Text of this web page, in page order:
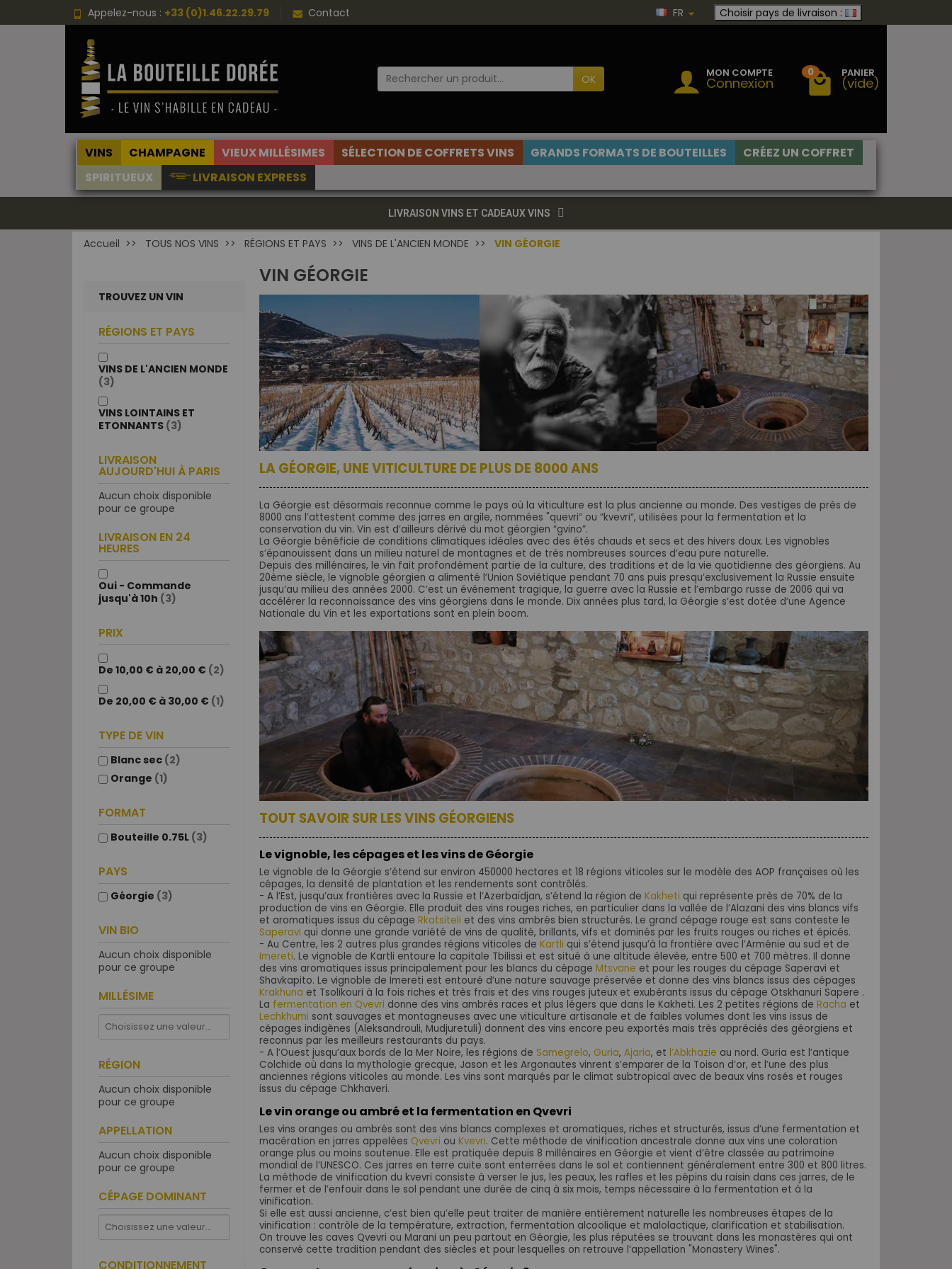
Appelez-nous : +33 (0)1.46.22.29.79 Contact FR Choisir pays de livraison :
OK MON COMPTE
Connexion
0 PANIER
(vide)
VINS CHAMPAGNE VIEUX MILLÉSIMES SÉLECTION DE COFFRETS VINS GRANDS FORMATS DE BOUTEILLES
CRÉEZ UN COFFRET
SPIRITUEUX
LIVRAISON EXPRESS
LIVRAISON VINS ET CADEAUX VINS
Accueil TOUS NOS VINS RÉGIONS ET PAYS VINS DE L'ANCIEN MONDE VIN GÉORGIE
TROUVEZ UN VIN
RÉGIONS ET PAYS
VINS DE L'ANCIEN MONDE
(3)
VINS LOINTAINS ET
ETONNANTS (3)
LIVRAISON
AUJOURD'HUI À PARIS
Aucun choix disponible
pour ce groupe
LIVRAISON EN 24
HEURES
Oui - Commande
jusqu'à 10h (3)
PRIX
De 10,00 € à 20,00 € (2)
De 20,00 € à 30,00 € (1)
TYPE DE VIN
Blanc sec (2)
Orange (1)
FORMAT
Bouteille 0.75L (3)
PAYS
Géorgie (3)
VIN BIO
Aucun choix disponible
pour ce groupe
MILLÉSIME
RÉGION
Aucun choix disponible
pour ce groupe
APPELLATION
Aucun choix disponible
pour ce groupe
CÉPAGE DOMINANT
CONDITIONNEMENT
VIN GÉORGIE
LA GÉORGIE, UNE VITICULTURE DE PLUS DE 8000 ANS
La Géorgie est désormais reconnue comme le pays où la viticulture est la plus ancienne au monde. Des vestiges de près de
8000 ans l’attestent comme des jarres en argile, nommées "quevri“ ou “kvevri“, utilisées pour la fermentation et la
conservation du vin. Vin est d’ailleurs dérivé du mot géorgien “gvino”.
La Géorgie bénéficie de conditions climatiques idéales avec des étés chauds et secs et des hivers doux. Les vignobles
s’épanouissent dans un milieu naturel de montagnes et de très nombreuses sources d’eau pure naturelle.
Depuis des millénaires, le vin fait profondément partie de la culture, des traditions et de la vie quotidienne des géorgiens. Au
20ème siècle, le vignoble géorgien a alimenté l’Union Soviétique pendant 70 ans puis presqu’exclusivement la Russie ensuite
jusqu’au milieu des années 2000. C’est un événement tragique, la guerre avec la Russie et l’embargo russe de 2006 qui va
accélérer la reconnaissance des vins géorgiens dans le monde. Dix années plus tard, la Géorgie s’est dotée d’une Agence
Nationale du Vin et les exportations sont en plein boom.
TOUT SAVOIR SUR LES VINS GÉORGIENS
Le vignoble, les cépages et les vins de Géorgie
Le vignoble de la Géorgie s’étend sur environ 450000 hectares et 18 régions viticoles sur le modèle des AOP françaises où les
cépages, la densité de plantation et les rendements sont contrôlés.
- A l’Est, jusqu’aux frontières avec la Russie et l’Azerbaïdjan, s’étend la région deKakheti qui représente près de 70% de la
production de vins en Géorgie. Elle produit des vins rouges riches, en particulier dans la vallée de l’Alazani des vins blancs vifs
et aromatiques issus du cépageRkatsiteli et des vins ambrés bien structurés. Le grand cépage rouge est sans conteste le
Saperavi qui donne une grande variété de vins de qualité, brillants, vifs et dominés par les fruits rouges ou riches et épicés.
- Au Centre, les 2 autres plus grandes régions viticoles deKartli qui s’étend jusqu’à la frontière avec l’Arménie au sud et de
Imereti. Le vignoble de Kartli entoure la capitale Tbilissi et est situé à une altitude élevée, entre 500 et 700 mètres. Il donne
des vins aromatiques issus principalement pour les blancs du cépageMtsvane et pour les rouges du cépage Saperavi et
Shavkapito. Le vignoble de Imereti est entouré d’une nature sauvage préservée et donne des vins blancs issus des cépages
Krakhuna et Tsolikouri à la fois riches et très frais et des vins rouges juteux et exubérants issus du cépage Otskhanuri Sapere .
La fermentation en Qvevri donne des vins ambrés races et plus légers que dans le Kakheti. Les 2 petites régions deRacha et
Lechkhumi sont sauvages et montagneuses avec une viticulture artisanale et de faibles volumes dont les vins issus de
cépages indigènes (Aleksandrouli, Mudjuretuli) donnent des vins encore peu exportés mais très appréciés des géorgiens et
reconnus par les meilleurs restaurants du pays.
- A l’Ouest jusqu’aux bords de la Mer Noire, les régions de Samegrelo, Guria,Ajaria, etl’Abkhazie au nord. Guria est l’antique
Colchide où dans la mythologie grecque, Jason et les Argonautes vinrent s’emparer de la Toison d’or, et l’une des plus
anciennes régions viticoles au monde. Les vins sont marqués par le climat subtropical avec de beaux vins rosés et rouges
issus du cépage Chkhaveri.
Le vin orange ou ambré et la fermentation en Qvevri
Les vins oranges ou ambrés sont des vins blancs complexes et aromatiques, riches et structurés, issus d’une fermentation et
macération en jarres appelées Qvevri ouKvevri. Cette méthode de vinification ancestrale donne aux vins une coloration
orange plus ou moins soutenue. Elle est pratiquée depuis 8 millénaires en Géorgie et vient d’être classée au patrimoine
mondial de l’UNESCO. Ces jarres en terre cuite sont enterrées dans le sol et contiennent généralement entre 300 et 800 litres.
La méthode de vinification du kvevri consiste à verser le jus, les peaux, les rafles et les pépins du raisin dans ces jarres, de le
fermer et de l’enfouir dans le sol pendant une durée de cinq à six mois, temps nécessaire à la fermentation et à la
vinification.
Si elle est aussi ancienne, c’est bien qu’elle peut traiter de manière entièrement naturelle les nombreuses étapes de la
vinification : contrôle de la température, extraction, fermentation alcoolique et malolactique, clarification et stabilisation.
On trouve les caves Qvevri ou Marani un peu partout en Géorgie, les plus réputées se trouvant dans les monastères qui ont
conservé cette tradition pendant des siècles et pour lesquelles on retrouve l’appellation "Monastery Wines".